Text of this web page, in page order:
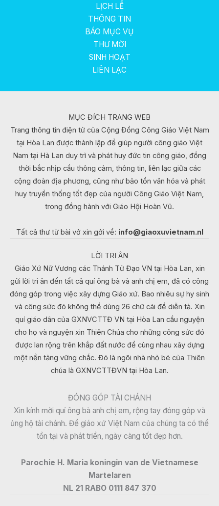
LỊCH LỄ
THÔNG TIN
BÁO MỤC VỤ
THƯ MỜI
SINH HOẠT
LIÊN LẠC
MỤC ĐÍCH TRANG WEB
Trang thông tin điện tử của Cộng Đồng Công Giáo Việt Nam
tại Hòa Lan được thành lập để giúp người công giáo Việt
Nam tại Hà Lan duy trì và phát huy đức tin công giáo, đồng
thời bắc nhịp cầu thông cảm, thông tin, liên lạc giữa các
cộng đoàn địa phương, cũng như bảo tồn văn hóa và phát
huy truyền thống tốt đẹp của người Công Giáo Việt Nam,
trong đồng hành với Giáo Hội Hoàn Vũ.
Tất cả thư từ bài vở xin gởi về: info@giaoxuvietnam.nl
LỜI TRI ÂN
Giáo Xứ Nữ Vương các Thánh Tử Đạo VN tại Hòa Lan, xin
gửi lời tri ân đến tất cả quí ông bà và anh chị em, đã có công
đóng góp trong việc xây dựng Giáo xứ. Bao nhiêu sự hy sinh
và công sức đó không thể dùng 26 chữ cái để diễn tả. Xin
quí giáo dân của GXNVCTTĐ VN tại Hòa Lan cầu nguyện
cho họ và nguyện xin Thiên Chúa cho những công sức đó
được lan rộng trên khắp đất nước để cùng nhau xây dựng
một nền tảng vững chắc. Đó là ngôi nhà nhỏ bé của Thiên
chúa là GXNVCTTĐVN tại Hòa Lan.
ĐÓNG GÓP TÀI CHÁNH
Xin kính mời quí ông bà anh chị em, rộng tay đóng góp và
ủng hộ tài chánh. Để giáo xứ Việt Nam của chúng ta có thể
tồn tại và phát triển, ngày càng tốt đẹp hơn.
Parochie H. Maria koningin van de Vietnamese
Martelaren
NL 21 RABO 0111 847 370